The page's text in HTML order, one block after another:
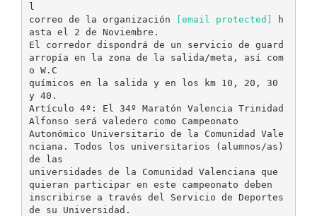
l
correo de la organización
[email protected]
h
asta el 2 de Noviembre.
El corredor dispondrá de un servicio de guard
arropía en la zona de la salida/meta, así com
o W.C
químicos en la salida y en los km 10, 20, 30
y 40.
Artículo 4º: El 34º Maratón Valencia Trinidad
Alfonso será valedero como Campeonato
Autonómico Universitario de la Comunidad Vale
nciana. Todos los universitarios (alumnos/as)
de las
universidades de la Comunidad Valenciana que
quieran participar en este campeonato deben
inscribirse a través del Servicio de Deportes
de su Universidad.